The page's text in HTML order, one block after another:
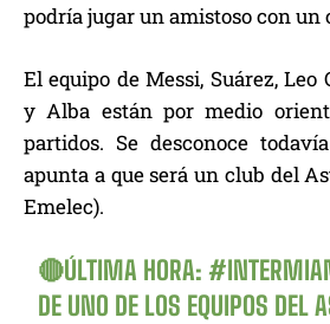
podría jugar un amistoso con un
El equipo de Messi, Suárez, Leo
y Alba están por medio
partidos. Se desconoce
apunta a que será un club del
Emelec).
🔴ÚLTIMA HORA:
DE UNO DE LOS EQUIPOS DEL